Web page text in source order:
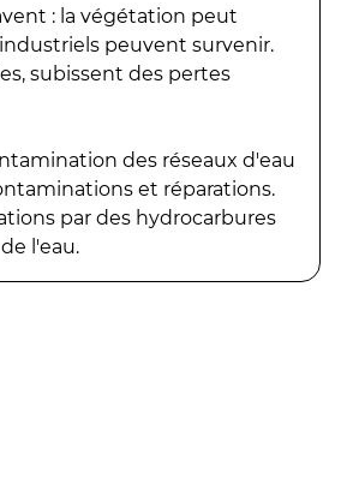
: la végétation peut
peuvent survenir.
subissent des pertes
des réseaux d'eau
et réparations.
par des hydrocarbures
l'eau.